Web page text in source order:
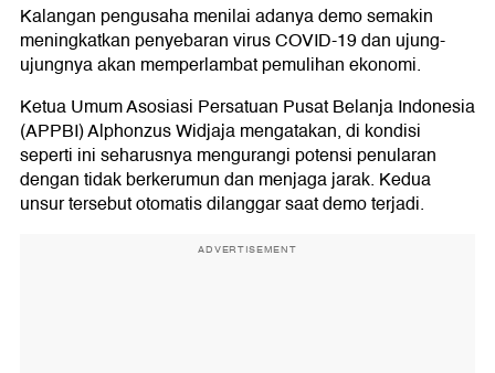
Kalangan pengusaha menilai adanya demo semakin
meningkatkan penyebaran virus COVID-19 dan ujung-
ujungnya akan memperlambat pemulihan ekonomi.
Ketua Umum Asosiasi Persatuan Pusat Belanja Indonesia
(APPBI) Alphonzus Widjaja mengatakan, di kondisi
seperti ini seharusnya mengurangi potensi penularan
dengan tidak berkerumun dan menjaga jarak. Kedua
unsur tersebut otomatis dilanggar saat demo terjadi.
ADVERTISEMENT